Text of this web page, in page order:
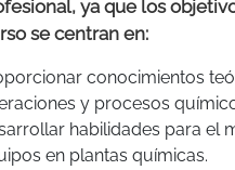
ya que los
se centran en:
conocimientos
y procesos
habilidades para el
en plantas químicas.